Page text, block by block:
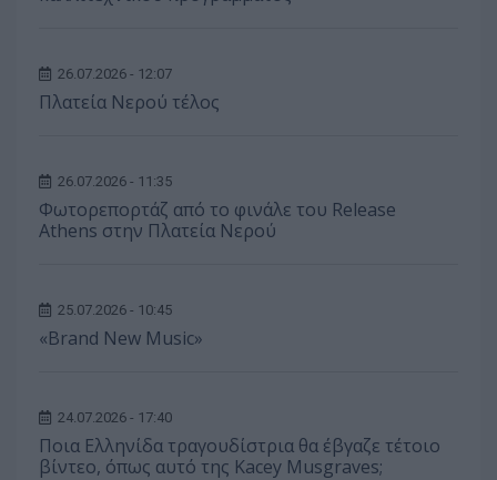
26.07.2026 - 12:07
Πλατεία Νερού τέλος
26.07.2026 - 11:35
Φωτορεπορτάζ από το φινάλε του Release
Athens στην Πλατεία Νερού
25.07.2026 - 10:45
«Brand New Music»
24.07.2026 - 17:40
Ποια Ελληνίδα τραγουδίστρια θα έβγαζε τέτοιο
βίντεο, όπως αυτό της Kacey Musgraves;